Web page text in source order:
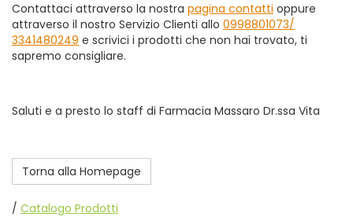
Contattaci attraverso la nostra pagina contatti oppure
attraverso il nostro Servizio Clienti allo 0998801073/
3341480249 e scrivici i prodotti che non hai trovato, ti
sapremo consigliare.
Saluti e a presto lo staff di Farmacia Massaro Dr.ssa Vita
Torna alla Homepage
/ Catalogo Prodotti